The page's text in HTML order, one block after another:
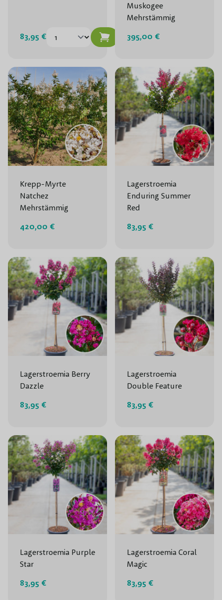
83,95 €
Muskogee
Mehrstämmig
395,00 €
Krepp-Myrte
Natchez
Mehrstämmig
420,00 €
Lagerstroemia
Enduring Summer
Red
83,95 €
Lagerstroemia Berry
Dazzle
83,95 €
Lagerstroemia
Double Feature
83,95 €
Lagerstroemia Purple
Star
83,95 €
Lagerstroemia Coral
Magic
83,95 €